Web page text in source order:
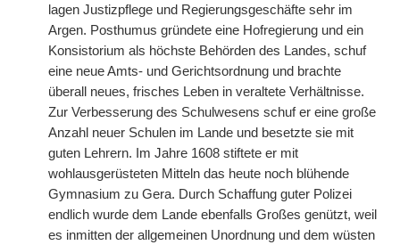
lagen Justizpflege und Regierungsgeschäfte sehr im
Argen. Posthumus gründete eine Hofregierung und ein
Konsistorium als höchste Behörden des Landes, schuf
eine neue Amts- und Gerichtsordnung und brachte
überall neues, frisches Leben in veraltete Verhältnisse.
Zur Verbesserung des Schulwesens schuf er eine große
Anzahl neuer Schulen im Lande und besetzte sie mit
guten Lehrern. Im Jahre 1608 stiftete er mit
wohlausgerüsteten Mitteln das heute noch blühende
Gymnasium zu Gera. Durch Schaffung guter Polizei
endlich wurde dem Lande ebenfalls Großes genützt, weil
es inmitten der allgemeinen Unordnung und dem wüsten